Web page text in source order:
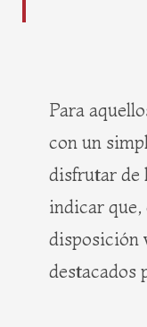
Para
con un
disfrutar de
indicar que,
disposición
destacados